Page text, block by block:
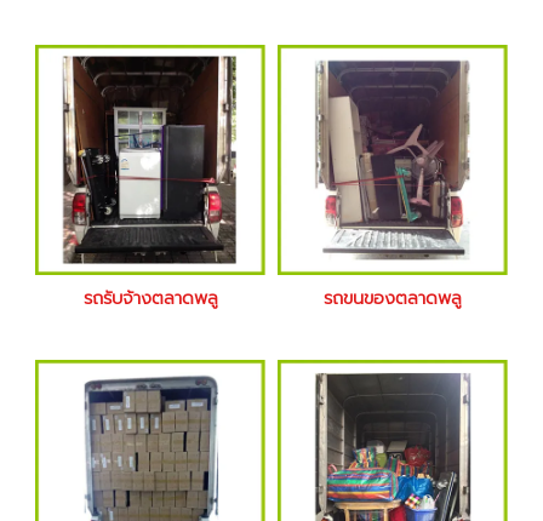
รถรับจ้างตลาดพลู รถขนของตลาดพลู